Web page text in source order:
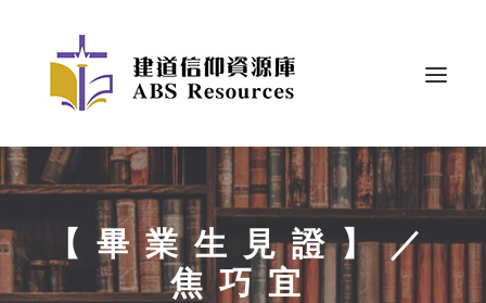
【畢業生見證】／
焦巧宜